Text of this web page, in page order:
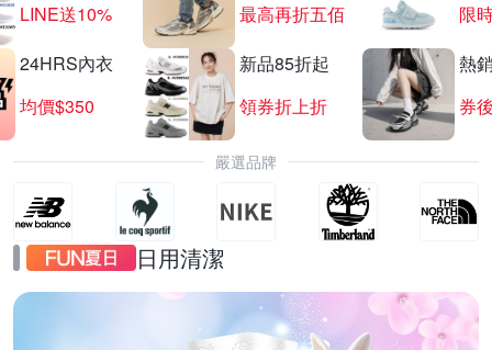
LINE送10%
最高再折五佰
限
24HRS內衣
均價$350
新品85折起
領券折上折
熱
券
嚴選品牌
日用清潔